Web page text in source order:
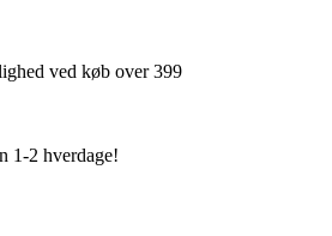
ved køb over 399
1-2 hverdage!